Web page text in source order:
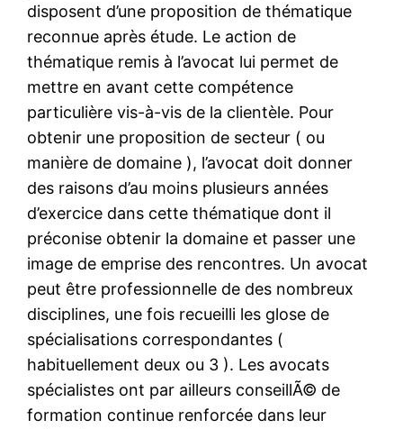
disposent d’une proposition de thématique
reconnue après étude. Le action de
thématique remis à l’avocat lui permet de
mettre en avant cette compétence
particulière vis-à-vis de la clientèle. Pour
obtenir une proposition de secteur ( ou
manière de domaine ), l’avocat doit donner
des raisons d’au moins plusieurs années
d’exercice dans cette thématique dont il
préconise obtenir la domaine et passer une
image de emprise des rencontres. Un avocat
peut être professionnelle de des nombreux
disciplines, une fois recueilli les glose de
spécialisations correspondantes (
habituellement deux ou 3 ). Les avocats
spécialistes ont par ailleurs conseillÃ© de
formation continue renforcée dans leur